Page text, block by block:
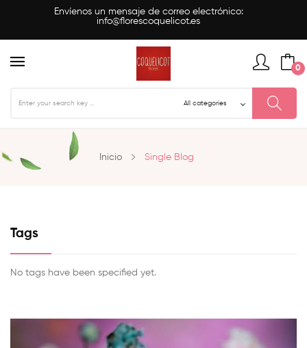
Envíenos un mensaje de correo electrónico:
info@florescoquelicot.es
0
Inicio Single Blog
Tags
No tags have been specified yet.